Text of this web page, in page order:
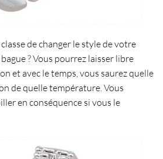
de changer le style de votre
? Vous pourrez laisser libre
et avec le temps, vous saurez quelle
de quelle température. Vous
en conséquence si vous le